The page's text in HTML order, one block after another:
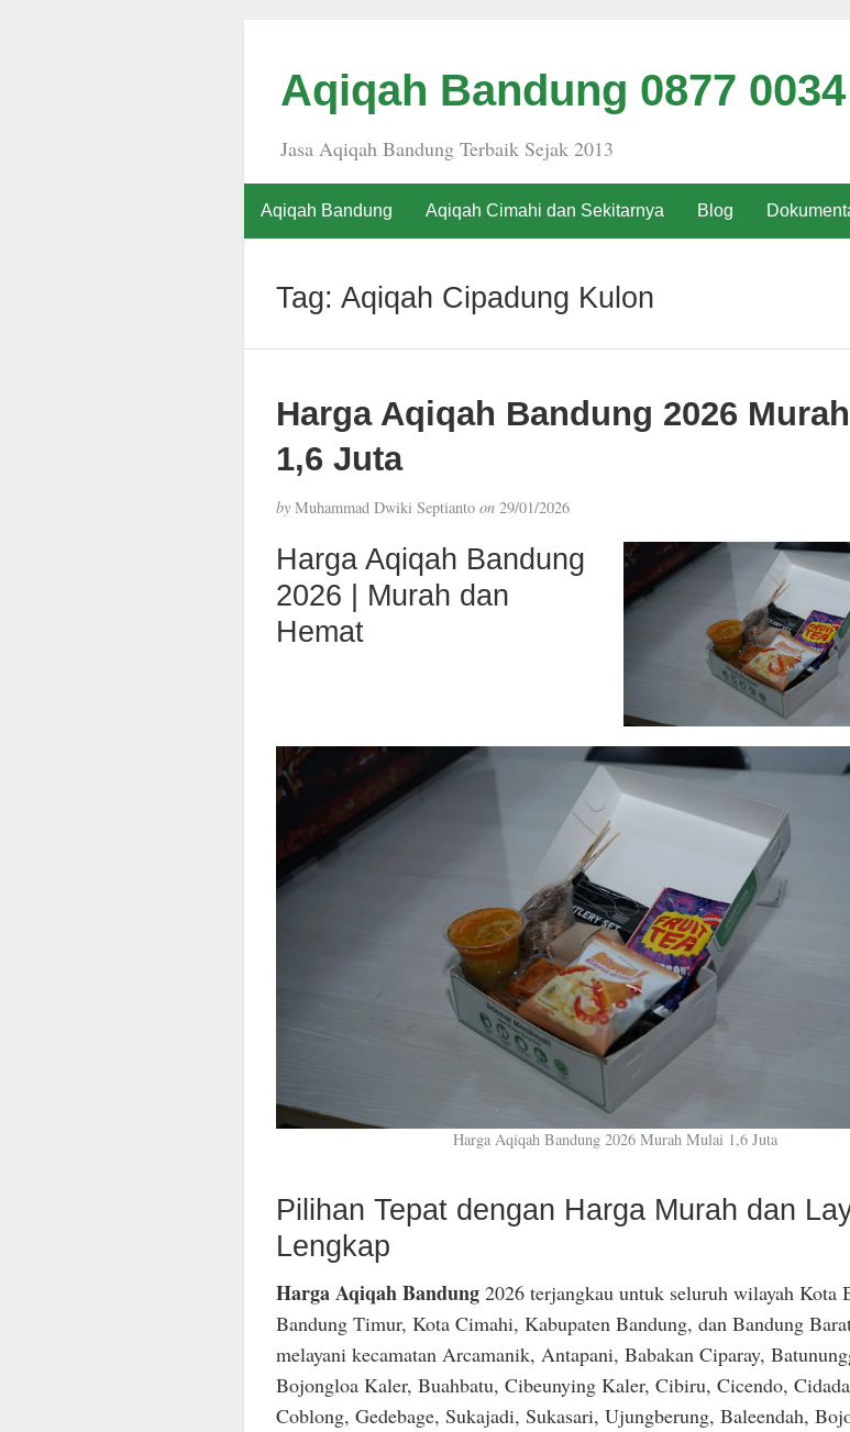
Aqiqah Bandung 0877
Jasa Aqiqah Bandung Terbaik Sejak 2013
Aqiqah Bandung Aqiqah Cimahi dan Sekitarnya Blog
Tag: Aqiqah Cipadung Kulon
Harga Aqiqah Bandung 2026
1,6 Juta
byMuhammad Dwiki Septianto on29/01/2026
Harga Aqiqah Bandung
2026 | Murah dan
Hemat
Harga Aqiqah Bandung 2026 Murah Mulai 1,6 Juta
Pilihan Tepat dengan Harga Murah dan
Lengkap
Harga Aqiqah Bandung2026 terjangkau untuk seluruh wilayah Kota
Bandung Timur, Kota Cimahi, Kabupaten Bandung, dan Bandung
melayani kecamatan Arcamanik, Antapani, Babakan Ciparay,
Bojongloa Kaler, Buahbatu, Cibeunying Kaler, Cibiru, Cicendo,
Coblong, Gedebage, Sukajadi, Sukasari, Ujungberung, Baleendah,